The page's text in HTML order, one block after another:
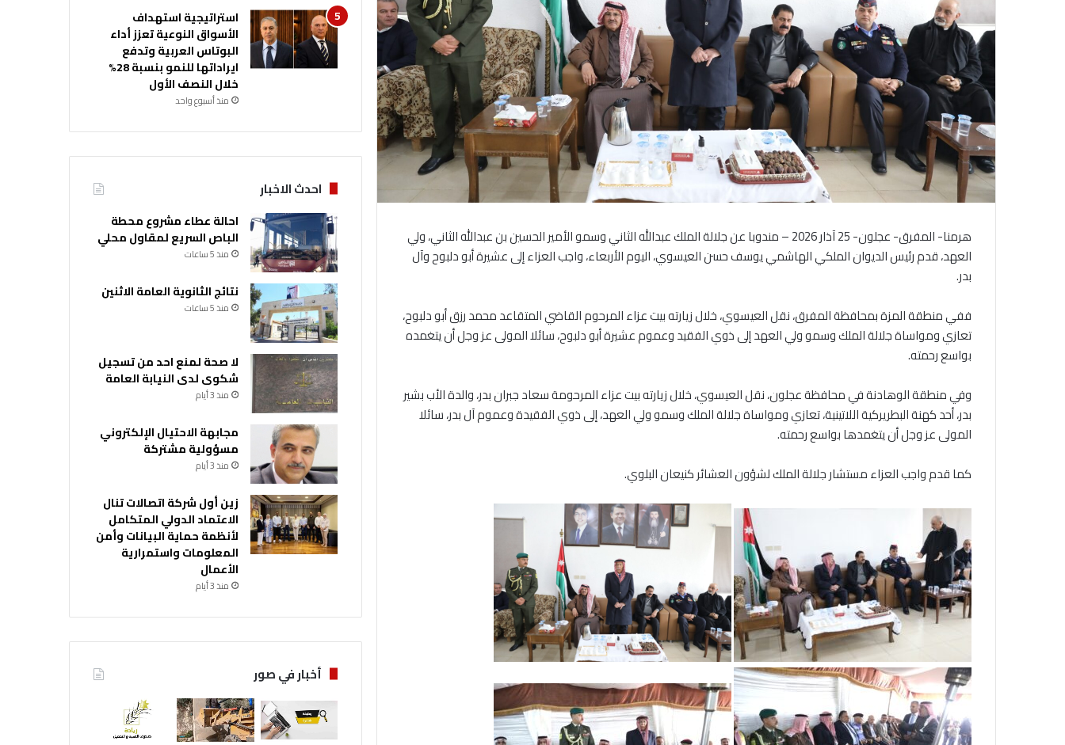
هرمنا- المفرق- عجلون- 25 آذار 2026 – مندوبا عن جلالة الملك عبدالله الثاني وسمو الأمير الحسين بن عبدالله الثاني، ولي
العهد، قدم رئيس الديوان الملكي الهاشمي يوسف حسن العيسوي، اليوم الأربعاء، واجب العزاء إلى عشيرة أبو دلبوح وآل
بدر.
ففي منطقة المزة بمحافظة المفرق، نقل العيسوي، خلال زيارته بيت عزاء المرحوم القاضي المتقاعد محمد رزق أبو دلبوح،
تعازي ومواساة جلالة الملك وسمو ولي العهد إلى ذوي الفقيد وعموم عشيرة أبو دلبوح، سائلا المولى عز وجل أن يتغمده
بواسع رحمته.
وفي منطقة الوهادنة في محافظة عجلون، نقل العيسوي، خلال زيارته بيت عزاء المرحومة سعاد جبران بدر، والدة الأب بشير
بدر، أحد كهنة البطريركية اللاتينية، تعازي ومواساة جلالة الملك وسمو ولي العهد، إلى ذوي الفقيدة وعموم آل بدر، سائلا
المولى عز وجل أن يتغمدها بواسع رحمته.
كما قدم واجب العزاء مستشار جلالة الملك لشؤون العشائر كنيعان البلوي.
استراتيجية استهداف
الأسواق النوعية تعزز أداء
البوتاس العربية وتدفع
ايراداتها للنمو بنسبة 28%
خلال النصف الأول
منذ أسبوع واحد
احدث الاخبار
احالة عطاء مشروع محطة
الباص السريع لمقاول محلي
منذ 5 ساعات
نتائج الثانوية العامة الاثنين
منذ 5 ساعات
لا صحة لمنع احد من تسجيل
شكوى لدى النيابة العامة
منذ 3 أيام
مجابهة الاحتيال الإلكتروني
مسؤولية مشتركة
منذ 3 أيام
زين أول شركة اتصالات تنال
الاعتماد الدولي المتكامل
لأنظمة حماية البيانات وأمن
المعلومات واستمرارية
الأعمال
منذ 3 أيام
أخبار في صور